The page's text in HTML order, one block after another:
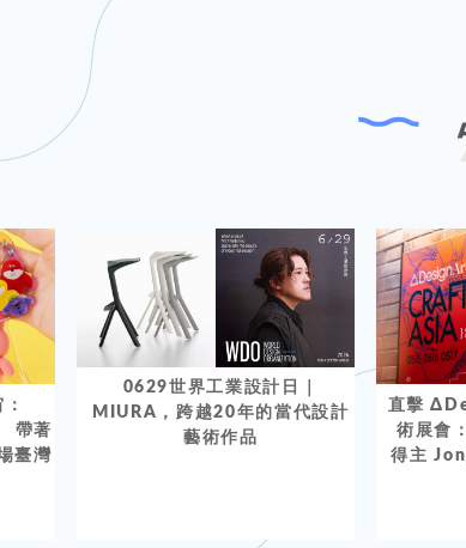
帶著
臺灣
0629世界工業設計日｜
MIURA，跨越20年的當代設計
藝術作品
直擊
術展會
得主